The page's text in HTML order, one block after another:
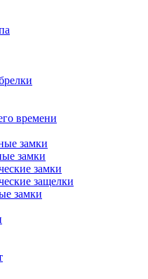
времени
замки
замки
замки
защелки
замки